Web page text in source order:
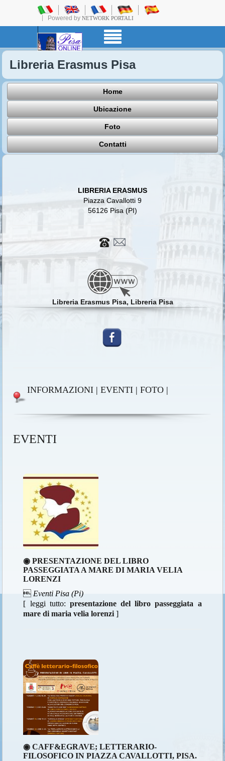
Powered by NETWORK PORTALI
Libreria Erasmus Pisa
Home
Ubicazione
Foto
Contatti
LIBRERIA ERASMUS
Piazza Cavallotti 9
56126 Pisa (PI)
Libreria Erasmus Pisa, Libreria Pisa
INFORMAZIONI |EVENTI |FOTO |
EVENTI
◉ PRESENTAZIONE DEL LIBRO
PASSEGGIATA A MARE DI MARIA VELIA
LORENZI
 Eventi Pisa (Pi)
[ leggi tutto: presentazione del libro passeggiata a
mare di maria velia lorenzi ]
◉ CAFF&EGRAVE; LETTERARIO-
FILOSOFICO IN PIAZZA CAVALLOTTI, PISA.